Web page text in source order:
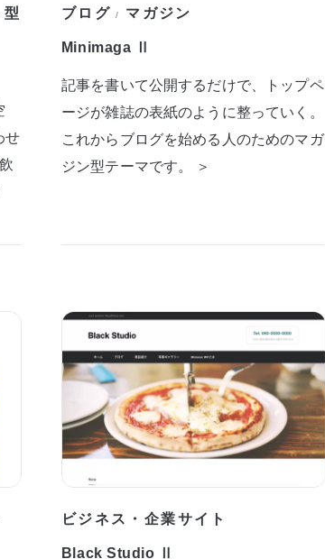
せ
ブログ / マガジン
Minimaga Ⅱ
記事を書いて公開するだけで、トップペ
ージが雑誌の表紙のように整っていく。
これからブログを始める人のためのマガ
ジン型テーマです。 ＞
ビジネス・企業サイト
Black Studio Ⅱ